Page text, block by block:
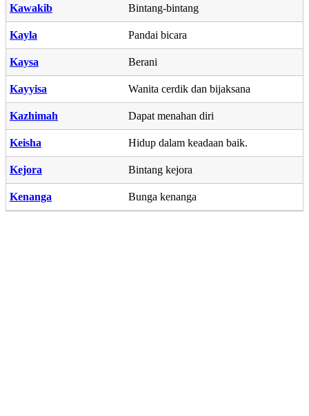
Kawakib Bintang-bintang
Kayla Pandai bicara
Kaysa Berani
Kayyisa Wanita cerdik dan bijaksana
Kazhimah Dapat menahan diri
Keisha Hidup dalam keadaan baik.
Kejora Bintang kejora
Kenanga Bunga kenanga